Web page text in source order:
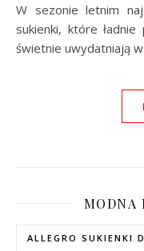
W sezonie letnim
sukienki, które
świetnie uwydatniają
MODNA
ALLEGRO SUKIENKI